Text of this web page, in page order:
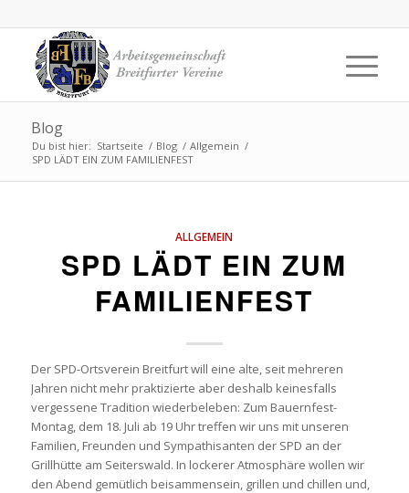
Blog
Du bist hier: Startseite / Blog / Allgemein /
SPD LÄDT EIN ZUM FAMILIENFEST
ALLGEMEIN
SPD LÄDT EIN ZUM
FAMILIENFEST
Der SPD-Ortsverein Breitfurt will eine alte, seit mehreren
Jahren nicht mehr praktizierte aber deshalb keinesfalls
vergessene Tradition wiederbeleben: Zum Bauernfest-
Montag, dem 18. Juli ab 19 Uhr treffen wir uns mit unseren
Familien, Freunden und Sympathisanten der SPD an der
Grillhütte am Seiterswald. In lockerer Atmosphäre wollen wir
den Abend gemütlich beisammensein, grillen und chillen und,